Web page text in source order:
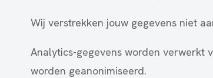
Wij verstrekken jouw gegevens niet
Analytics-gegevens worden verwerkt
worden geanonimiseerd.